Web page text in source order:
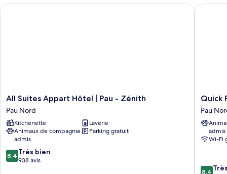
Junior
All
Suites
Appart
Hôtel
|
Pau
-
Zénith
All Suites Appart Hôtel | Pau - Zénith
Pau Nord
Kitchenette
Laverie
Animaux de compagnie
admis
Parking gratuit
8.4
sur
8,4 Très bien
938 avis
All Suites Appart Hôtel | Pau - Zénith
Quick
Palace
Pau
Pau
Nord
Quick
Pau
admis
Wi-Fi
8.4
8,4
Quick